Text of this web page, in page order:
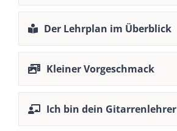
Der Lehrplan im Überblick
Kleiner Vorgeschmack
Ich bin dein Gitarrenlehrer